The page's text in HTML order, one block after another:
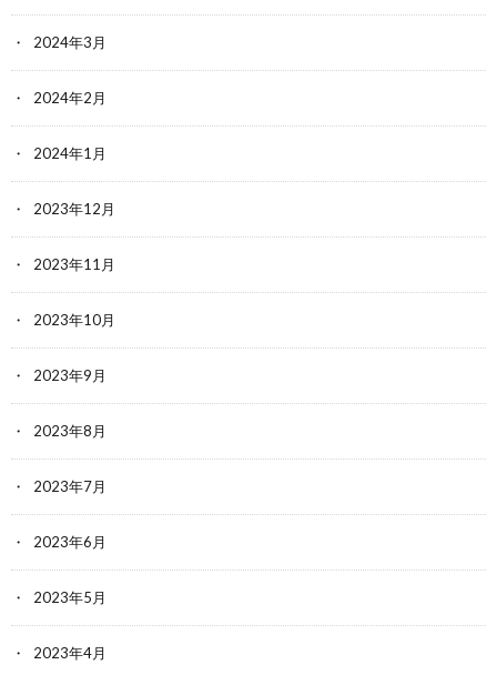
2024年3月
2024年2月
2024年1月
2023年12月
2023年11月
2023年10月
2023年9月
2023年8月
2023年7月
2023年6月
2023年5月
2023年4月